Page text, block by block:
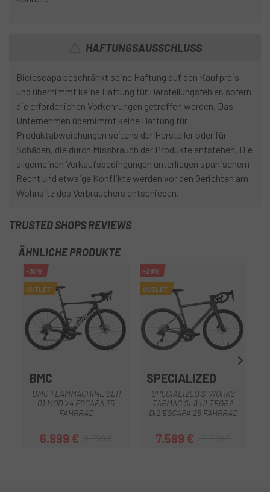
HAFTUNGSAUSSCHLUSS
Biciescapa beschränkt seine Haftung auf den Kaufpreis
und übernimmt keine Haftung für Darstellungsfehler, sofern
die erforderlichen Vorkehrungen getroffen werden. Das
Unternehmen übernimmt keine Haftung für
Produktabweichungen seitens der Hersteller oder für
Schäden, die durch Missbrauch der Produkte entstehen. Die
allgemeinen Verkaufsbedingungen unterliegen spanischem
Recht und etwaige Konflikte werden vor den Gerichten am
Wohnsitz des Verbrauchers entschieden.
TRUSTED SHOPS REVIEWS
ÄHNLICHE PRODUKTE
-30%
OUTLET
BMC
BMC TEAMMACHINE SLR
01 MOD V4 ESCAPA 25
FAHRRAD
Preis
6.999 €Regulärer Preis
-28%
OUTLET
SPECIALIZED
SPECIALIZED S-WORKS
TARMAC SL8 ULTEGRA
DI2 ESCAPA 25 FAHRRAD
Preis
7.599 €Regulärer Preis